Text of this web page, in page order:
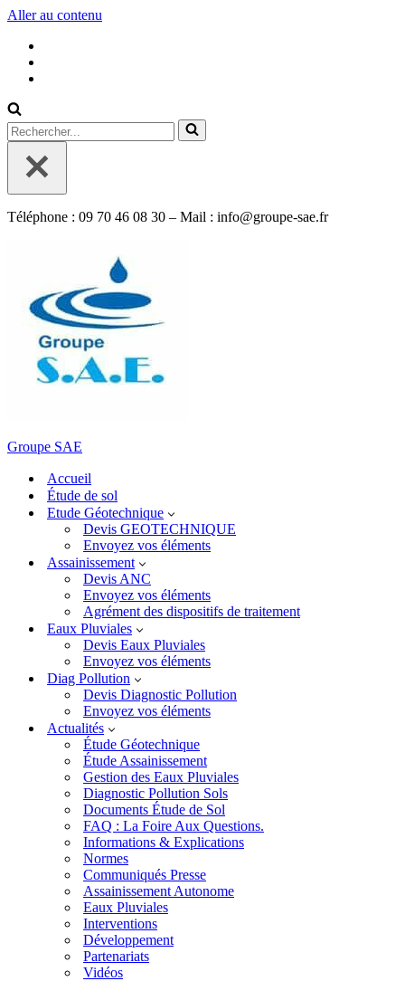
Aller au contenu
Rechercher...
Téléphone : 09 70 46 08 30 – Mail : info@groupe-sae.fr
Groupe SAE
Accueil
Étude de sol
Etude Géotechnique
Devis GEOTECHNIQUE
Envoyez vos éléments
Assainissement
Devis ANC
Envoyez vos éléments
Agrément des dispositifs de traitement
Eaux Pluviales
Devis Eaux Pluviales
Envoyez vos éléments
Diag Pollution
Devis Diagnostic Pollution
Envoyez vos éléments
Actualités
Étude Géotechnique
Étude Assainissement
Gestion des Eaux Pluviales
Diagnostic Pollution Sols
Documents Étude de Sol
FAQ : La Foire Aux Questions.
Informations & Explications
Normes
Communiqués Presse
Assainissement Autonome
Eaux Pluviales
Interventions
Développement
Partenariats
Vidéos